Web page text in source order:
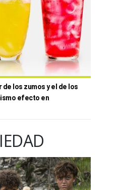
los zumos y el de los
efecto en